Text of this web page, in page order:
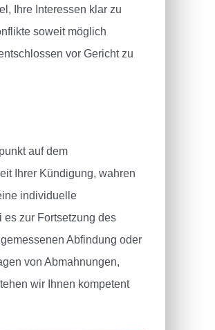
Ihre Interessen klar zu
soweit möglich
vor Gericht zu
auf dem
Ihrer Kündigung, wahren
individuelle
zur Fortsetzung des
Abfindung oder
von Abmahnungen,
wir Ihnen kompetent